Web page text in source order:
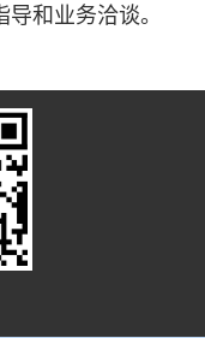
和业务洽谈。